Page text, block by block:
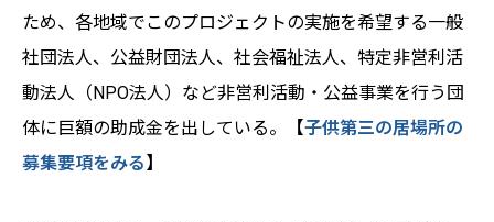
ため、各地域でこのプロジェクトの実施を希望する一般
社団法人、公益財団法人、社会福祉法人、特定非営利活
動法人（NPO法人）など非営利活動・公益事業を行う団
体に巨額の助成金を出している。
【子供第三の居場所の
募集要項をみる 】